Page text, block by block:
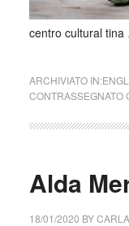
centro cultural
ARCHIVIATO IN:
CONTRASSEGNATO
Alda
18/01/2020 BY